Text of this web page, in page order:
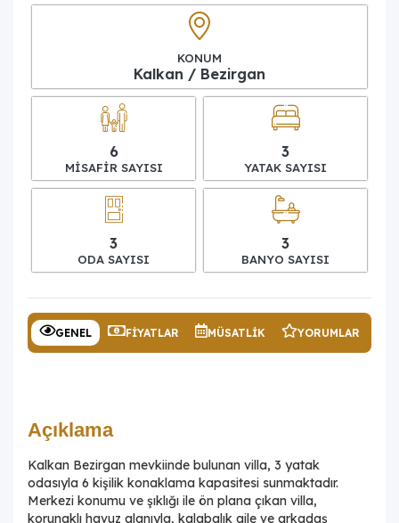
KONUM
Kalkan / Bezirgan
6
MISAFIR SAYISI
3
YATAK SAYISI
3
ODA SAYISI
3
BANYO SAYISI
GENEL FIYATLAR MÜSATLIK YORUMLAR
Açıklama
Kalkan Bezirgan mevkiinde bulunan villa, 3 yatak
odasıyla 6 kişilik konaklama kapasitesi sunmaktadır.
Merkezi konumu ve şıklığı ile ön plana çıkan villa,
korunaklı havuz alanıyla, kalabalık aile ve arkadaş